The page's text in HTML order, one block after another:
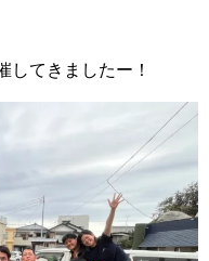
してきましたー！